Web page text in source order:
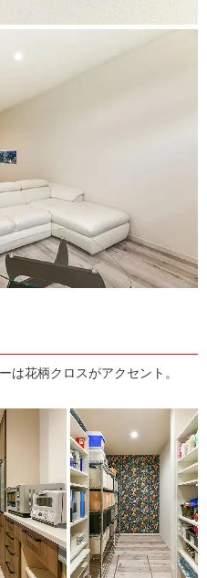
は花柄クロスがアクセント。